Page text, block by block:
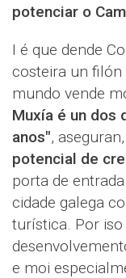
potenciar o
I é que dende
costeira un filón
mundo vende
Muxía é un dos
anos", aseguran,
potencial de
porta de
cidade galega
turística. Por
e moi